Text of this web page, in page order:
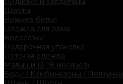
Шорты
Нижнее белье
Одежда для дома
Водолазки
Подарочная упаковка
Детская одежда
Малыши (3-18 месяцев)
Боди / Комбинезоны / Ползунки